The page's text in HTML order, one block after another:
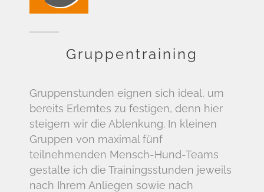
Gruppentraining
Gruppenstunden eignen sich ideal, um
bereits Erlerntes zu festigen, denn hier
steigern wir die Ablenkung. In kleinen
Gruppen von maximal fünf
teilnehmenden Mensch-Hund-Teams
gestalte ich die Trainingsstunden jeweils
nach Ihrem Anliegen sowie nach